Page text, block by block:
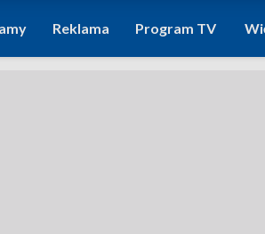
Reklama Program TV